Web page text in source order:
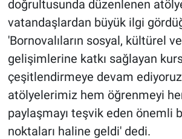
doğrultusunda düzenlenen
vatandaşlardan büyük ilgi
'Bornovalıların sosyal, kültürel
gelişimlerine katkı sağlayan
çeşitlendirmeye devam
atölyelerimiz hem öğrenmeyi
paylaşmayı teşvik eden önemli
noktaları haline geldi' dedi.